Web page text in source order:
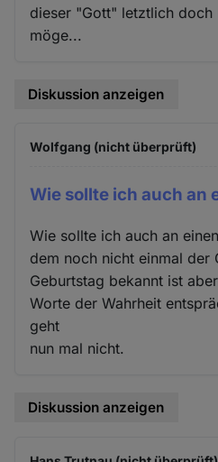
dieser "Gott" letztlich doch
möge...
Diskussion anzeigen
Wolfgang (nicht überprüft)
Wie sollte ich auch an
Wie sollte ich auch an
dem noch nicht einmal der
Geburtstag bekannt ist
Worte der Wahrheit
geht
nun mal nicht.
Diskussion anzeigen